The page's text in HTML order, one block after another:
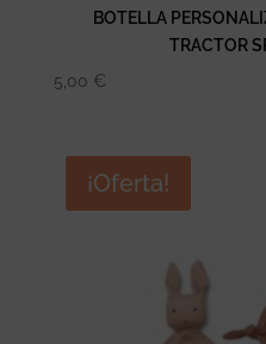
BOTELLA
TRACTOR
5,00 €
¡Oferta!